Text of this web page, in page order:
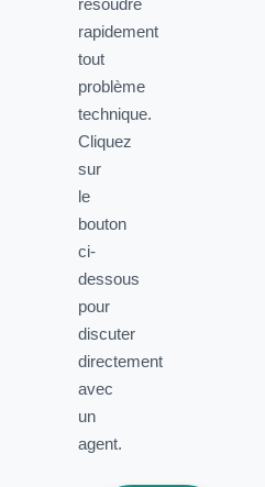
résoudre
rapidement
tout
problème
technique.
Cliquez
sur
le
bouton
ci-
dessous
pour
discuter
directement
avec
un
agent.